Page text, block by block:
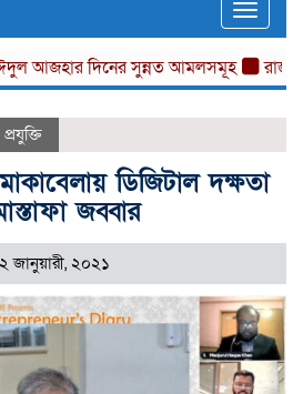
Toggle
দিনের সুন্নত আমলসমূহ রাজশাহীতে
ডিজিটাল দক্ষতা
জব্বার
জানুয়ারী, ২০২১